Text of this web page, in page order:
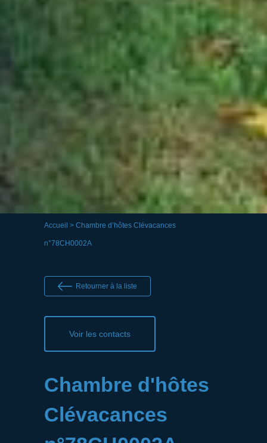
Accueil > Chambre d’hôtes Clévacances
n°78CH0002A
Retourner à la liste
Voir les contacts
Chambre d'hôtes
Clévacances